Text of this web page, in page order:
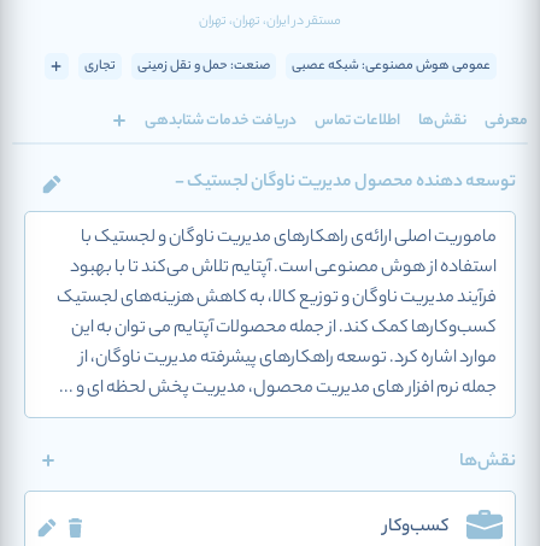
مستقر درایران، تهران، تهران
عمومی هوش مصنوعی: شبکه عصبی صنعت: حمل و نقل زمینی تجاری
معرفی نقش‌ها اطلاعات تماس دریافت خدمات شتابدهی
توسعه دهنده محصول مدیریت ناوگان لجستیک -
ماموریت اصلی ارائه‌ی راهکارهای مدیریت ناوگان و لجستیک با
استفاده از هوش مصنوعی است. آپتایم تلاش می‌کند تا با بهبود
فرآیند مدیریت ناوگان و توزیع کالا، به کاهش هزینه‌های لجستیک
کسب‌وکارها کمک کند. از جمله محصولات آپتایم می توان به این
موارد اشاره کرد. توسعه راهکارهای پیشرفته مدیریت ناوگان، از
جمله نرم افزار های مدیریت محصول، مدیریت پخش لحظه ای و ...
نقش‌ها
کسب‌وکار